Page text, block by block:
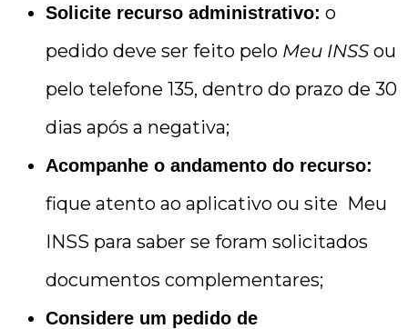
Solicite recurso administrativo: o
pedido deve ser feito pelo Meu INSS ou
pelo telefone 135, dentro do prazo de 30
dias após a negativa;
Acompanhe o andamento do recurso:
fique atento ao aplicativo ou site Meu
INSS para saber se foram solicitados
documentos complementares;
Considere um pedido de